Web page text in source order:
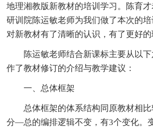
地理湘教版新教材的培训学习。陈育
研训院陈运敏老师为我们做了本次的
对新教材有了清晰的认识，有了更好的
陈运敏老师结合新课标主要从以
作了教材修订的介绍与教学建议：
一、总体框架
总体框架的体系结构同原教材相
分—总的编排逻辑不变，有3个变化。